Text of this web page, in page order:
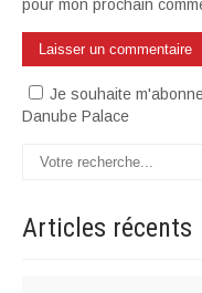
pour mon prochain
Je souhaite
Danube Palace
Articles récents